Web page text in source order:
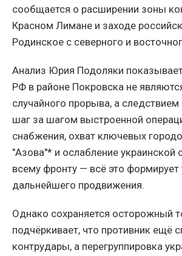
сообщается о расширении зоны
Красном Лимане и заходе
Родинское с северного и
Анализ Юрия Подоляки
РФ в районе Покровска не
случайного прорыва, а
шаг за шагом выстроенной
снабжения, охват ключевых
"Азова"* и ослабление украинской
всему фронту — всё это формирует
дальнейшего продвижения.
Однако сохраняется осторожный
подчёркивает, что противник ещё
контрудары, а перегруппировка